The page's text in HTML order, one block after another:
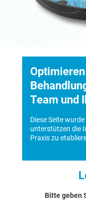
Team und
Diese Seite
unterstützen die
Praxis zu
Bitte geben